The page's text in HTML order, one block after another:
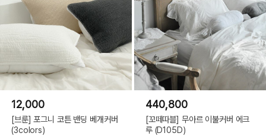
12,000
[브룬] 포그니 코튼 밴딩 베개커버
(3colors)
440,800
[꼬떼따블] 무아르 이불커버 에크
루 (D105D)